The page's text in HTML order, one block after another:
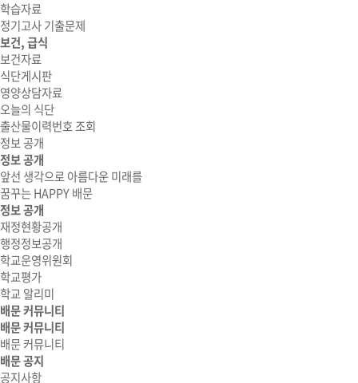
학습자료
정기고사 기출문제
보건, 급식
보건자료
식단게시판
영양상담자료
오늘의 식단
출산물이력번호 조회
정보 공개
정보 공개
앞선 생각으로 아름다운 미래를
꿈꾸는 HAPPY 배문
정보 공개
재정현황공개
행정정보공개
학교운영위원회
학교평가
학교 알리미
배문 커뮤니티
배문 커뮤니티
배문 커뮤니티
배문 공지
공지사항